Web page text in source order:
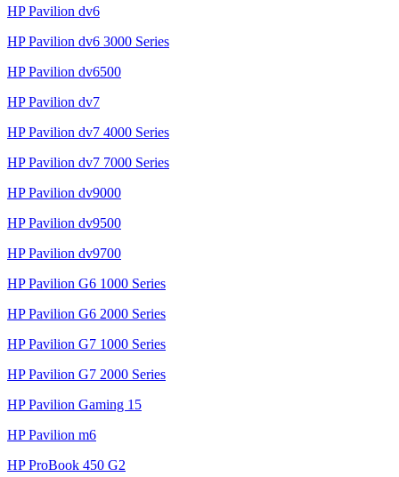
HP Pavilion dv6
HP Pavilion dv6 3000 Series
HP Pavilion dv6500
HP Pavilion dv7
HP Pavilion dv7 4000 Series
HP Pavilion dv7 7000 Series
HP Pavilion dv9000
HP Pavilion dv9500
HP Pavilion dv9700
HP Pavilion G6 1000 Series
HP Pavilion G6 2000 Series
HP Pavilion G7 1000 Series
HP Pavilion G7 2000 Series
HP Pavilion Gaming 15
HP Pavilion m6
HP ProBook 450 G2